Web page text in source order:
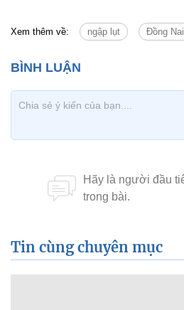
Xem thêm về: ngập lụt Đồng Nai
Tin cùng chuyên mục